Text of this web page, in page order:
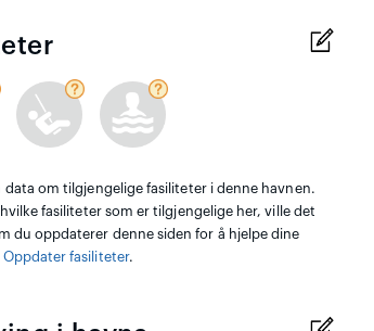
data om tilgjengelige fasiliteter i denne havnen.
fasiliteter som er tilgjengelige her, ville det
du oppdaterer denne siden for å hjelpe dine
Oppdater fasiliteter.